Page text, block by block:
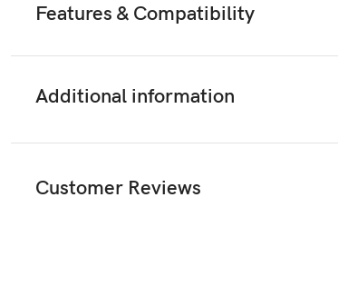
Features & Compatibility
Additional information
Customer Reviews